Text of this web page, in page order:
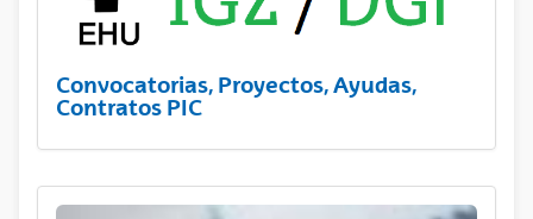
Convocatorias, Proyectos, Ayudas,
Contratos PIC